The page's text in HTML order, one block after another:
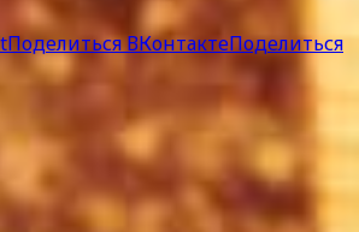
Поделиться ВКонтактеПоделиться